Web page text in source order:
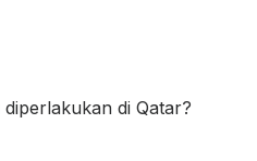
di Qatar?